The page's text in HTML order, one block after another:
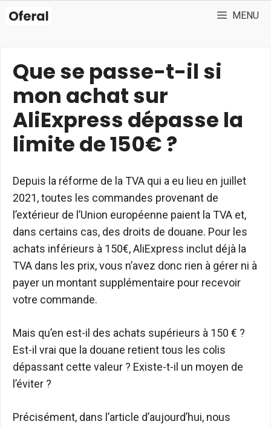
MENU
Que se passe-t-il si
mon achat sur
AliExpress dépasse la
limite de 150€ ?
Depuis la réforme de la TVA qui a eu lieu en juillet
2021, toutes les commandes provenant de
l’extérieur de l’Union européenne paient la TVA et,
dans certains cas, des droits de douane. Pour les
achats inférieurs à 150€, AliExpress inclut déjà la
TVA dans les prix, vous n’avez donc rien à gérer ni à
payer un montant supplémentaire pour recevoir
votre commande.
Mais qu’en est-il des achats supérieurs à 150 € ?
Est-il vrai que la douane retient tous les colis
dépassant cette valeur ? Existe-t-il un moyen de
l’éviter ?
Précisément, dans l’article d’aujourd’hui, nous